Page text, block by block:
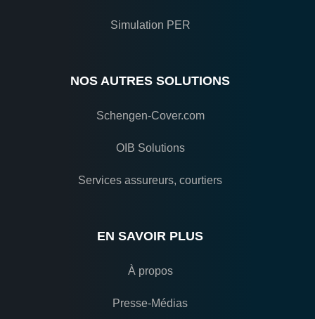
Simulation PER
NOS AUTRES SOLUTIONS
Schengen-Cover.com
OIB Solutions
Services assureurs, courtiers
EN SAVOIR PLUS
À propos
Presse-Médias